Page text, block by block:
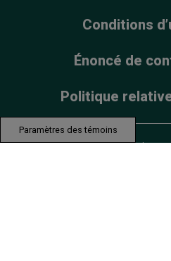
Conditions
Énoncé de
Politique
Paramètres des témoins